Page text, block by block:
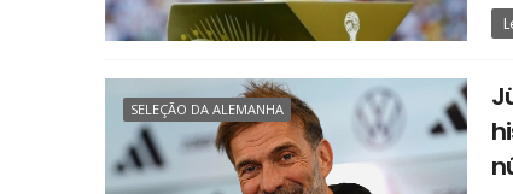
SELEÇÃO DA ALEMANHA